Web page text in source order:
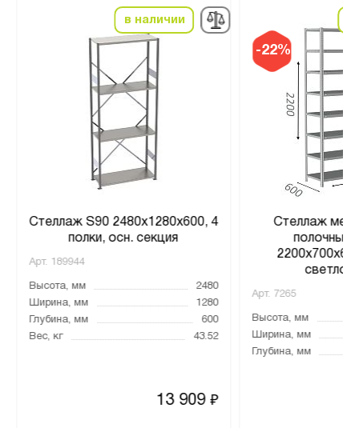
в наличии
Стеллаж S90 2480х1280х600, 4
полки, осн. секция
Арт. 189944
Высота, мм
2480
Ширина, мм
1280
Глубина, мм
600
Вес, кг
43.52
13 909₽
-22%
Стеллаж
полочный
светло-
Арт. 7265
Высота, мм
Ширина, мм
Глубина, мм